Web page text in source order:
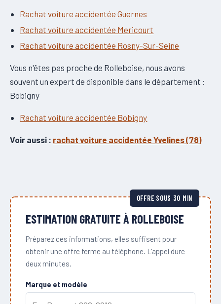
Rachat voiture accidentée Guernes
Rachat voiture accidentée Mericourt
Rachat voiture accidentée Rosny-Sur-Seine
Vous n'êtes pas proche de Rolleboise, nous avons
souvent un expert de disponible dans le département :
Bobigny
Rachat voiture accidentée Bobigny
Voir aussi : rachat voiture accidentée Yvelines (78)
OFFRE SOUS 30 MIN
ESTIMATION GRATUITE À ROLLEBOISE
Préparez ces informations, elles suffisent pour
obtenir une offre ferme au téléphone. L'appel dure
deux minutes.
Marque et modèle